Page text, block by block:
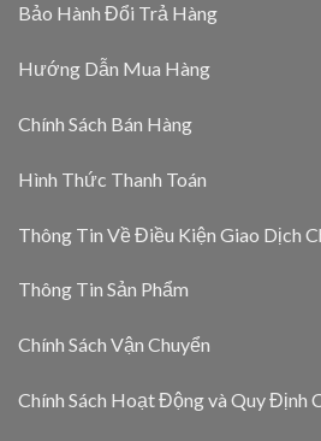
Bảo Hành Đổi Trả Hàng
Hướng Dẫn Mua Hàng
Chính Sách Bán Hàng
Hình Thức Thanh Toán
Thông Tin Về Điều Kiện Giao Dịch
Thông Tin Sản Phẩm
Chính Sách Vận Chuyển
Chính Sách Hoạt Động và Quy Định